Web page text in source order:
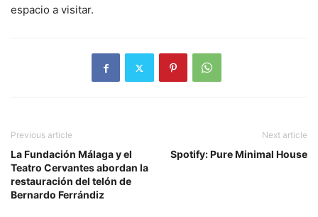
espacio a visitar.
Previous article
La Fundación Málaga y el
Teatro Cervantes abordan la
restauración del telón de
Bernardo Ferrándiz
Next article
Spotify: Pure Minimal House